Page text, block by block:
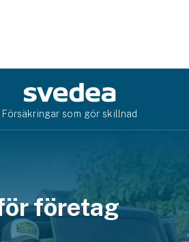
Försäkringar som gör skillnad
företag